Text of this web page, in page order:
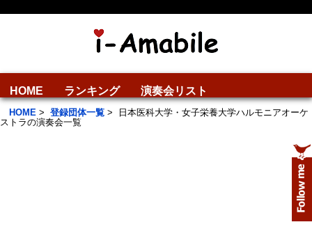
HOME ランキング 演奏会リスト
HOME > 登録団体一覧 >
日本医科大学・女子栄養大学ハルモニアオーケ
ストラの演奏会一覧